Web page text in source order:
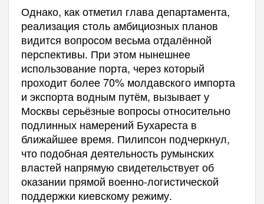
Однако, как отметил глава департамента,
реализация столь амбициозных планов
видится вопросом весьма отдалённой
перспективы. При этом нынешнее
использование порта, через который
проходит более 70% молдавского импорта
и экспорта водным путём, вызывает у
Москвы серьёзные вопросы относительно
подлинных намерений Бухареста в
ближайшее время. Пилипсон подчеркнул,
что подобная деятельность румынских
властей напрямую свидетельствует об
оказании прямой военно-логистической
поддержки киевскому режиму.